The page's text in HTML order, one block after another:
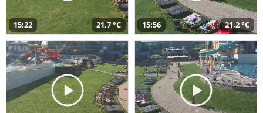
15:22 21,7 °C 15:56 21,2 °C